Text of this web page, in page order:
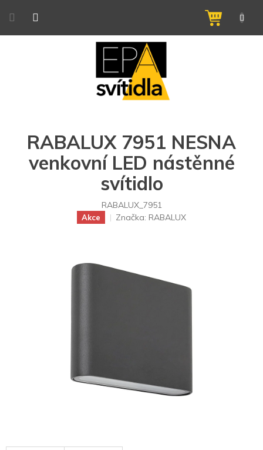
NÁKUPNÍ
KOŠÍK
RABALUX 7951 NESNA
venkovní LED nástěnné
svítidlo
RABALUX_7951
Akce Značka: RABALUX